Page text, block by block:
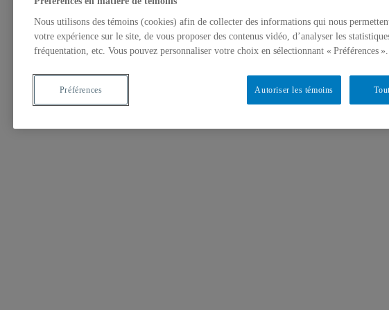
Nous utilisons des témoins (cookies) afin de collecter des informations qui nous
votre expérience sur le site, de vous proposer des contenus vidéo, d’analyser les
fréquentation, etc. Vous pouvez personnaliser votre choix en sélectionnant « Préférences ».
Autoriser les témoins
Préférences